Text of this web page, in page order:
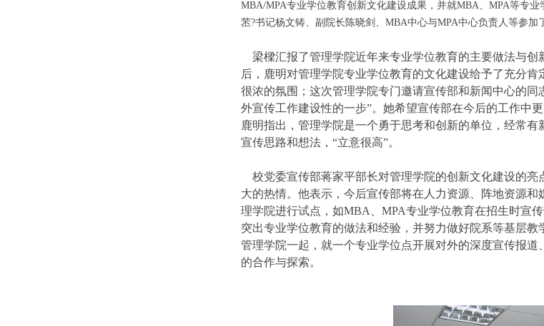
MBA/MPA专业学位教育创新文化建设成果，并就MBA、MPA等专
苤?书记杨文铸、副院长陈晓剑、MBA中心与MPA中心负责人等参加
梁樑汇报了管理学院近年来专业学位教育的主要做法与创
后，鹿明对管理学院专业学位教育的文化建设给予了充分
很浓的氛围；这次管理学院专门邀请宣传部和新闻中心的
外宣传工作建设性的一步”。她希望宣传部在今后的工作中
鹿明指出，管理学院是一个勇于思考和创新的单位，经常
宣传思路和想法，“立意很高”。
校党委宣传部蒋家平部长对管理学院的创新文化建设的亮
大的热情。他表示，今后宣传部将在人力资源、阵地资源
理学院进行试点，如MBA、MPA专业学位教育在招生时宣
突出专业学位教育的做法和经验，并努力做好院系等基层
管理学院一起，就一个专业学位点开展对外的深度宣传报
的合作与探索。